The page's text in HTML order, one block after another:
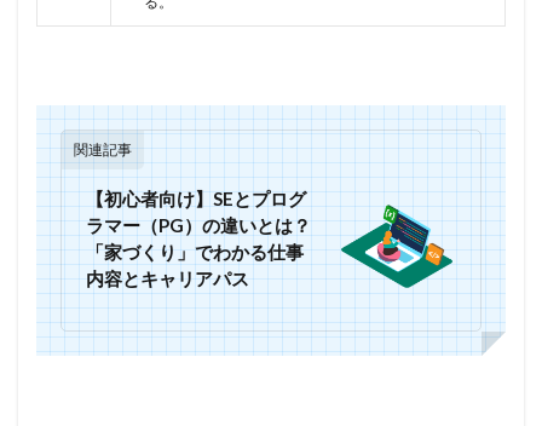
関連記事
【初心者向け】SEとプログ
ラマー（PG）の違いとは？
「家づくり」でわかる仕事
内容とキャリアパス